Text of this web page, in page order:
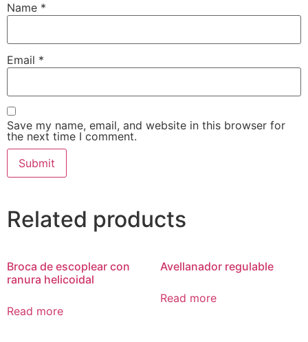
Name *
Email *
Save my name, email, and website in this browser for
the next time I comment.
Related products
Broca de escoplear con
ranura helicoidal
Read more
Avellanador regulable
Read more